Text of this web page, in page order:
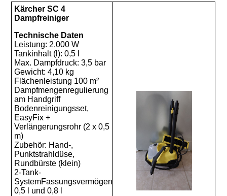
Kärcher SC 4
Dampfreiniger
Technische Daten
Leistung: 2.000 W
Tankinhalt (l): 0,5 l
Max. Dampfdruck: 3,5 bar
Gewicht: 4,10 kg
Flächenleistung 100 m²
Dampfmengenregulierung
am Handgriff
Bodenreinigungsset,
EasyFix +
Verlängerungsrohr (2 x 0,5
m)
Zubehör: Hand-,
Punktstrahldüse,
Rundbürste (klein)
2-Tank-
SystemFassungsvermögen
0,5 l und 0,8 l